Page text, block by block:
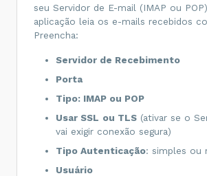
seu Servidor de E-mail (IMAP ou
aplicação leia os e-mails recebidos
Preencha:
Servidor de Recebimento
Porta
Tipo: IMAP ou POP
Usar SSL ou TLS (ativar se o
vai exigir conexão segura)
Tipo Autenticação: simples ou
Usuário